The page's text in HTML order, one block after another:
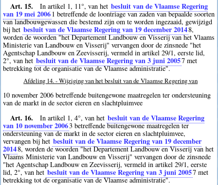
Art. 15. In artikel 1, 11°, van het besluit van de Vlaamse Regering
van 19 mei 2006 1 betreffende de loontriage van zaden van bepaalde soorten
van landbouwgewassen die bestemd zijn om te worden ingezaaid, gewijzigd
bij het besluit van de Vlaamse Regering van 19 december 20148,
worden de woorden "het Departement Landbouw en Visserij van het Vlaams
Ministerie van Landbouw en Visserij" vervangen door de zinsnede "het
Agentschap Landbouw en Zeevisserij, vermeld in artikel 29/1, eerste lid,
2°, van het besluit van de Vlaamse Regering van 3 juni 20057 met
betrekking tot de organisatie van de Vlaamse administratie".
Afdeling 14. - Wijziging van het besluit van de Vlaamse Regering van
10 november 2006 betreffende buitengewone maatregelen ter ondersteuning
van de markt in de sector eieren en slachtpluimvee
Art. 16. In artikel 1, 4°, van het besluit van de Vlaamse Regering
van 10 november 20063 betreffende buitengewone maatregelen ter
ondersteuning van de markt in de sector eieren en slachtpluimvee,
vervangen bij het besluit van de Vlaamse Regering van 19 december
20148, worden de woorden "het Departement Landbouw en Visserij van het
Vlaams Ministerie van Landbouw en Visserij" vervangen door de zinsnede
"het Agentschap Landbouw en Zeevisserij, vermeld in artikel 29/1, eerste
lid, 2°, van het besluit van de Vlaamse Regering van 3 juni 20057 met
betrekking tot de organisatie van de Vlaamse administratie".